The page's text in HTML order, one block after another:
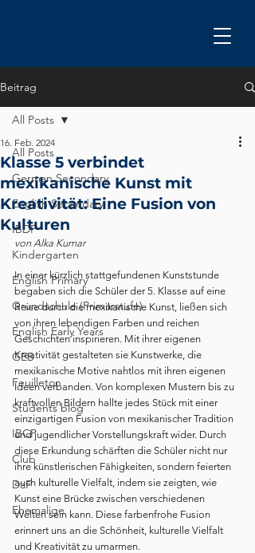
Beitrag
All Posts
German Secondary
English Secondary
IBDP
Kindergarten
English Primary
Grundschule (Primarstufe)
English Early Years
GEB
Feuilleton
Students blog
IBCP
Club
DaF
Ehemalige
All Posts
Klasse 5 verbindet
mexikanische Kunst mit
Kreativität: Eine Fusion von
Kulturen
16. Feb. 2024
von Alka Kumar
In einer kürzlich stattgefundenen Kunststunde
begaben sich die Schüler der 5. Klasse auf eine
Reise durch die mexikanische Kunst, ließen sich
von ihren lebendigen Farben und reichen
Geschichten inspirieren. Mit ihrer eigenen
Kreativität gestalteten sie Kunstwerke, die
mexikanische Motive nahtlos mit ihren eigenen
Ideen verbanden. Von komplexen Mustern bis zu
kraftvollen Bildern hallte jedes Stück mit einer
einzigartigen Fusion von mexikanischer Tradition
und jugendlicher Vorstellungskraft wider. Durch
diese Erkundung schärften die Schüler nicht nur
ihre künstlerischen Fähigkeiten, sondern feierten
auch kulturelle Vielfalt, indem sie zeigten, wie
Kunst eine Brücke zwischen verschiedenen
Welten sein kann. Diese farbenfrohe Fusion
erinnert uns an die Schönheit, kulturelle Vielfalt
und Kreativität zu umarmen.